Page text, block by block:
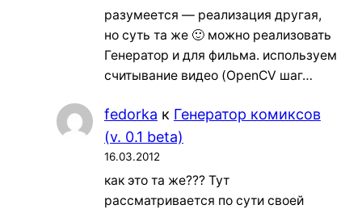
разумеется — реализация другая,
но суть та же 🙂 можно реализовать
Генератор и для фильма. используем
считывание видео (OpenCV шаг…
fedorka к Генератор комиксов
(v. 0.1 beta)
16.03.2012
как это та же??? Тут
рассматривается по сути своей